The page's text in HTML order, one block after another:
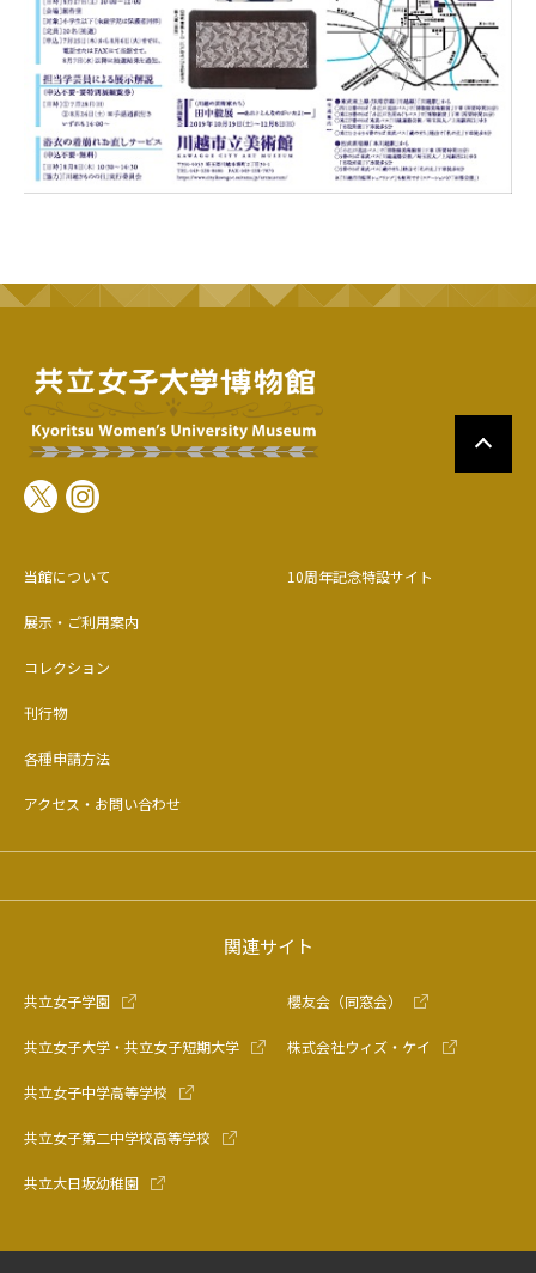
当館について
展示・ご利用案内
コレクション
刊行物
各種申請方法
アクセス・お問い合わせ
10周年記念特設サイト
関連サイト
共立女子学園
共立女子大学・共立女子短期大学
共立女子中学高等学校
共立女子第二中学校高等学校
共立大日坂幼稚園
櫻友会（同窓会）
株式会社ウィズ・ケイ